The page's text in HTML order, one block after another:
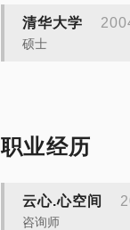
清华大学
硕士
职业经历
云心.心空间
咨询师